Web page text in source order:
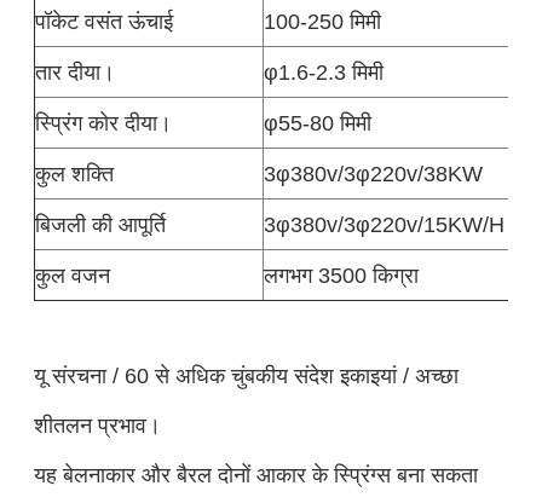
पॉकेट वसंत ऊंचाई
100-250 मिमी
तार दीया।
φ1.6-2.3 मिमी
स्प्रिंग कोर दीया।
φ55-80 मिमी
कुल शक्ति
3φ380v/3φ220v/38KW
बिजली की आपूर्ति
3φ380v/3φ220v/15KW/H
कुल वजन
लगभग 3500 किग्रा
यू संरचना / 60 से अधिक चुंबकीय संदेश इकाइयां / अच्छा
शीतलन प्रभाव।
यह बेलनाकार और बैरल दोनों आकार के स्प्रिंग्स बना सकता